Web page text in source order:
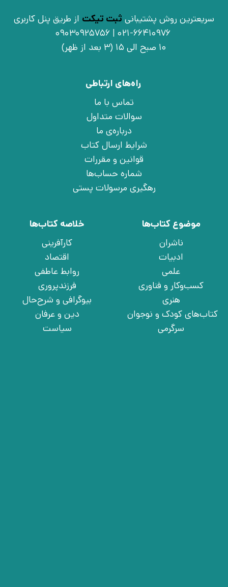
سریعترین روش پشتیبانی ثبت تیکت از طریق پنل کاربری
021-66410976 | 09030925756
10 صبح الی 15 (3 بعد از ظهر)
راه‌های ارتباطی
تماس با ما
سوالات متداول
درباره‌ی ما
شرایط ارسال کتاب
قوانین و مقررات
شماره حساب‌ها
رهگیری مرسولات پستی
موضوع کتاب‌ها
ناشران
ادبیات
علمی
کسب‌وکار و فناوری
هنری
کتاب‌های کودک و نوجوان
سرگرمی
خلاصه کتاب‌ها
کارآفرینی
اقتصاد
روابط عاطفی
فرزندپروری
بیوگرافی و شرح‌حال
دین و عرفان
سیاست